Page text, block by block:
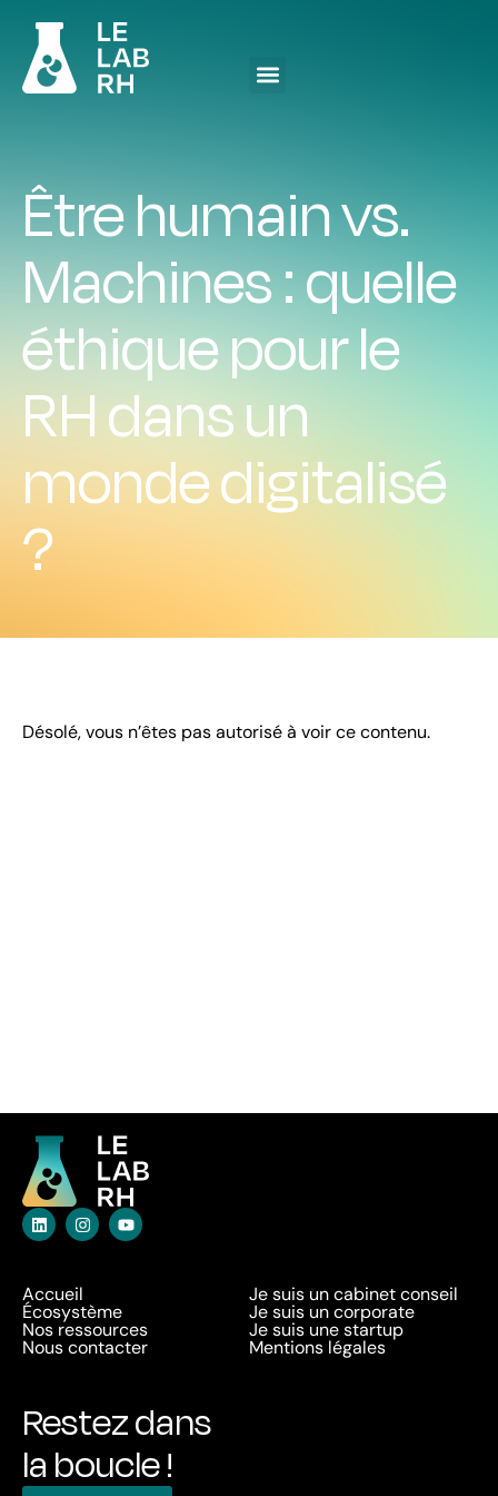
Être humain vs.
Machines : quelle
éthique pour le
RH dans un
monde digitalisé
?
Désolé, vous n’êtes pas autorisé à voir ce contenu.
Accueil
Écosystème
Nos ressources
Nous contacter
Je suis un cabinet conseil
Je suis un corporate
Je suis une startup
Mentions légales
Restez dans
la boucle !